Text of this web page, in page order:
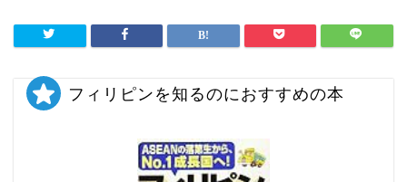
フィリピンを知るのにおすすめの本